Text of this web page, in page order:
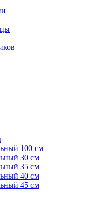
100 см
30 см
35 см
40 см
45 см